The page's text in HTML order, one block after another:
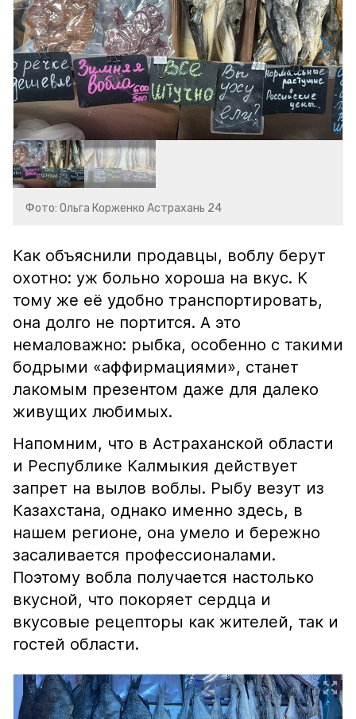
Фото: Ольга Корженко Астрахань 24
Как объяснили продавцы, воблу берут
охотно: уж больно хороша на вкус. К
тому же её удобно транспортировать,
она долго не портится. А это
немаловажно: рыбка, особенно с такими
бодрыми «аффирмациями», станет
лакомым презентом даже для далеко
живущих любимых.
Напомним, что в Астраханской области
и Республике Калмыкия действует
запрет на вылов воблы. Рыбу везут из
Казахстана, однако именно здесь, в
нашем регионе, она умело и бережно
засаливается профессионалами.
Поэтому вобла получается настолько
вкусной, что покоряет сердца и
вкусовые рецепторы как жителей, так и
гостей области.